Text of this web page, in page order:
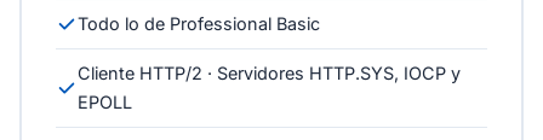
Todo lo de Professional Basic
Cliente HTTP/2 · Servidores HTTP.SYS, IOCP y
EPOLL